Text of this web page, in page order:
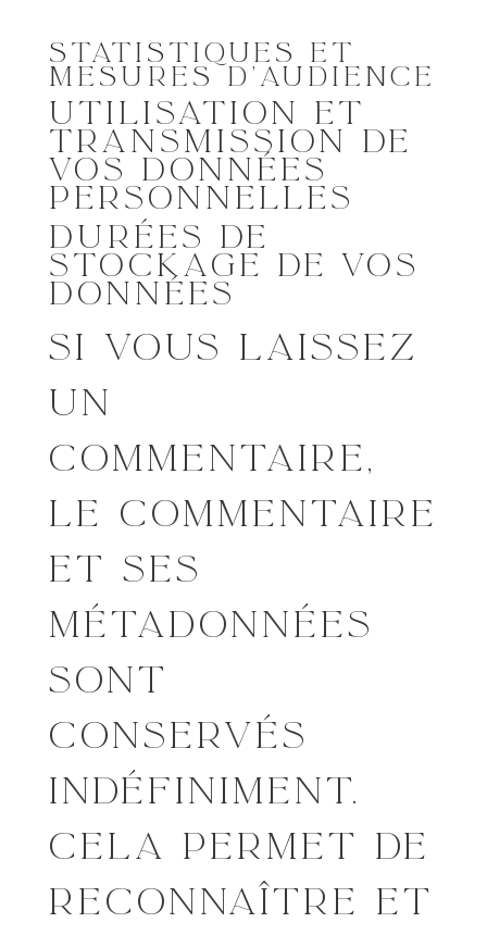
STATISTIQUES ET
MESURES D’AUDIENCE
UTILISATION ET
TRANSMISSION DE
VOS DONNÉES
PERSONNELLES
DURÉES DE
STOCKAGE DE VOS
DONNÉES
SI VOUS LAISSEZ
UN
COMMENTAIRE,
LE COMMENTAIRE
ET SES
MÉTADONNÉES
SONT
CONSERVÉS
INDÉFINIMENT.
CELA PERMET DE
RECONNAÎTRE ET